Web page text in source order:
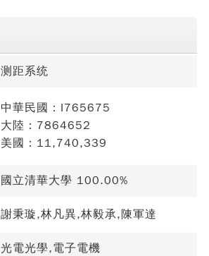
测距系统
中華民國：I765675
大陸：7864652
美國：11,740,339
國立清華大學 100.00%
謝秉璇,林凡異,林毅承,陳軍達
光電光學,電子電機